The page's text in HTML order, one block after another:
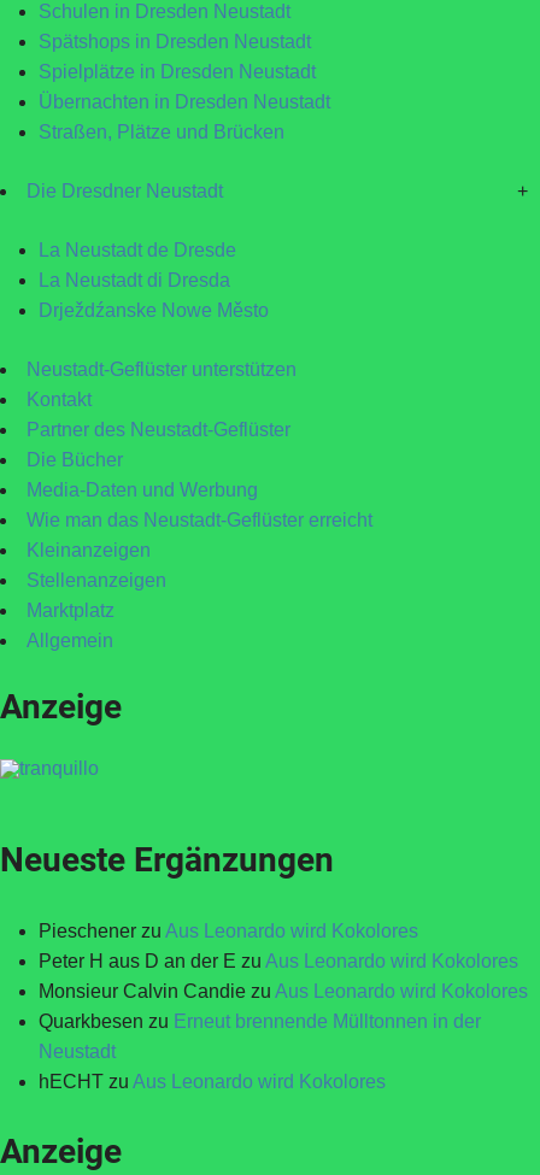
Schulen in Dresden Neustadt
Spätshops in Dresden Neustadt
Spielplätze in Dresden Neustadt
Übernachten in Dresden Neustadt
Straßen, Plätze und Brücken
Die Dresdner Neustadt +
La Neustadt de Dresde
La Neustadt di Dresda
Drježdźanske Nowe Město
Neustadt-Geflüster unterstützen
Kontakt
Partner des Neustadt-Geflüster
Die Bücher
Media-Daten und Werbung
Wie man das Neustadt-Geflüster erreicht
Kleinanzeigen
Stellenanzeigen
Marktplatz
Allgemein
Anzeige
Neueste Ergänzungen
Pieschener zu Aus Leonardo wird Kokolores
Peter H aus D an der E zu Aus Leonardo wird Kokolores
Monsieur Calvin Candie zu Aus Leonardo wird Kokolores
Quarkbesen zu Erneut brennende Mülltonnen in der
Neustadt
hECHT zu Aus Leonardo wird Kokolores
Anzeige